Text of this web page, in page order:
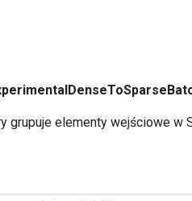
grupuje elementy wejściowe w